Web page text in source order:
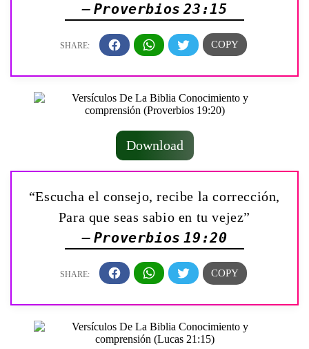
— Proverbios 23:15
Download
“Escucha el consejo, recibe la corrección,
Para que seas sabio en tu vejez”
— Proverbios 19:20